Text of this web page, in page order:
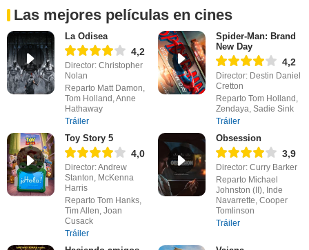
Las mejores películas en cines
La Odisea
4,2
Director: Christopher
Nolan
Reparto Matt Damon,
Tom Holland, Anne
Hathaway
Tráiler
Spider-Man: Brand
New Day
4,2
Director: Destin Daniel
Cretton
Reparto Tom Holland,
Zendaya, Sadie Sink
Tráiler
Toy Story 5
4,0
Director: Andrew
Stanton, McKenna
Harris
Reparto Tom Hanks,
Tim Allen, Joan
Cusack
Tráiler
Obsession
3,9
Director: Curry Barker
Reparto Michael
Johnston (II), Inde
Navarrette, Cooper
Tomlinson
Tráiler